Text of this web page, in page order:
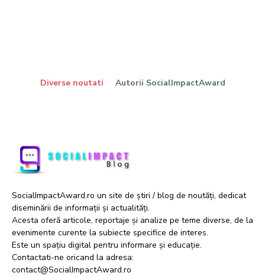
Diverse noutati Autorii SocialImpactAward
SocialImpactAward.ro un site de știri / blog de noutăți, dedicat
diseminării de informații și actualități.
Acesta oferă articole, reportaje și analize pe teme diverse, de la
evenimente curente la subiecte specifice de interes.
Este un spațiu digital pentru informare și educație.
Contactati-ne oricand la adresa:
contact@SocialImpactAward.ro